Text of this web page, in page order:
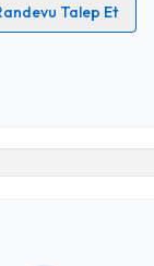
Talep Et
ilişkin
Talebini Gönder